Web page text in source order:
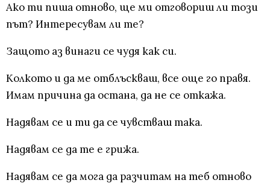
Ако ти пиша отново, ще ми отговориш ли този
път? Интересувам ли те?
Защото аз винаги се чудя как си.
Колкото и да ме отблъскваш, все още го правя.
Имам причина да остана, да не се откажа.
Надявам се и ти да се чувстваш така.
Надявам се да те е грижа.
Надявам се да мога да разчитам на теб отново